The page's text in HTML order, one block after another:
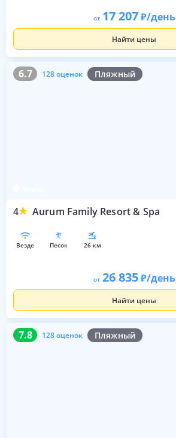
от 17 207 /день
Найти цены
6.7 128 оценок Пляжный
4 Aurum Family Resort & Spa
6.7 128 оценок
везде песок 26 км
от 26 835 /день
Найти цены
7.8 128 оценок Пляжный
7.8 128 оценок